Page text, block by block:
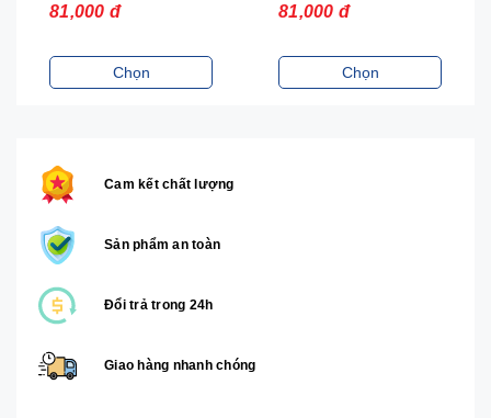
81,000 đ 22,000 đ
Cam kết chất lượng
Sản phẩm an toàn
Đổi trả trong 24h
Giao hàng nhanh chóng